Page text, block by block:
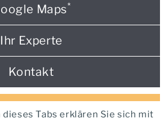
Maps*
Ihr Experte
Kontakt
Tabs erklären Sie sich mit